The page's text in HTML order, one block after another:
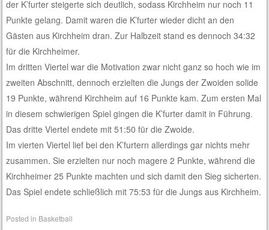
der K’furter steigerte sich deutlich, sodass Kirchheim nur noch 11
Punkte gelang. Damit waren die K’furter wieder dicht an den
Gästen aus Kirchheim dran. Zur Halbzeit stand es dennoch 34:32
für die Kirchheimer.
Im dritten Viertel war die Motivation zwar nicht ganz so hoch wie im
zweiten Abschnitt, dennoch erzielten die Jungs der Zwoiden solide
19 Punkte, während Kirchheim auf 16 Punkte kam. Zum ersten Mal
in diesem schwierigen Spiel gingen die K’furter damit in Führung.
Das dritte Viertel endete mit 51:50 für die Zwoide.
Im vierten Viertel lief bei den K’furtern allerdings gar nichts mehr
zusammen. Sie erzielten nur noch magere 2 Punkte, während die
Kirchheimer 25 Punkte machten und sich damit den Sieg sicherten.
Das Spiel endete schließlich mit 75:53 für die Jungs aus Kirchheim.
Posted in Basketball